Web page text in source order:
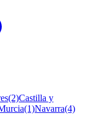
(2)Castilla y
(1)Navarra(4)